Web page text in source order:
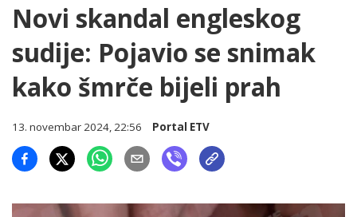
Novi skandal engleskog
sudije: Pojavio se snimak
kako šmrče bijeli prah
13. novembar 2024, 22:56 Portal ETV